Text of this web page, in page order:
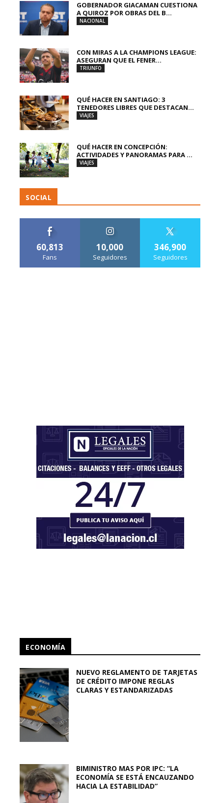
GOBERNADOR GIACAMAN CUESTIONA
A QUIROZ POR OBRAS DEL B...
NACIONAL
CON MIRAS A LA CHAMPIONS LEAGUE:
ASEGURAN QUE EL FENER...
TRIUNFO
QUÉ HACER EN SANTIAGO: 3
TENEDORES LIBRES QUE DESTACAN...
VIAJES
QUÉ HACER EN CONCEPCIÓN:
ACTIVIDADES Y PANORAMAS PARA ...
VIAJES
SOCIAL
60,813
Fans
10,000
Seguidores
346,900
Seguidores
ECONOMÍA
NUEVO REGLAMENTO DE TARJETAS
DE CRÉDITO IMPONE REGLAS
CLARAS Y ESTANDARIZADAS
BIMINISTRO MAS POR IPC: “LA
ECONOMÍA SE ESTÁ ENCAUZANDO
HACIA LA ESTABILIDAD”